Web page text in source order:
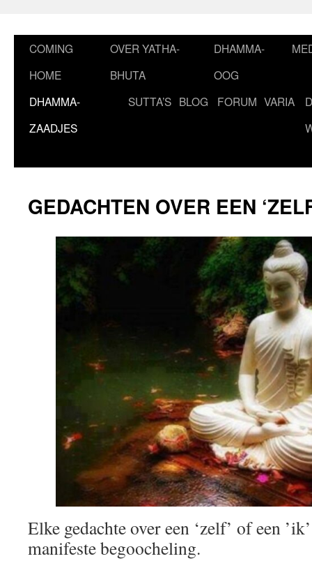
COMING
HOME
OVER YATHA-
BHUTA
DHAMMA-
OOG
DHAMMA-
ZAADJES
SUTTA’S BLOG FORUM VARIA
GEDACHTEN OVER EEN
Elke gedachte over een ‘zelf’ of een
manifeste begoocheling.